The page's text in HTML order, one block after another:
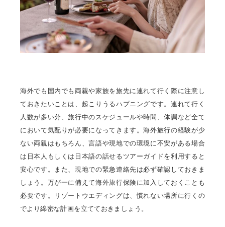
海外でも国内でも両親や家族を旅先に連れて行く際に注意し
ておきたいことは、起こりうるハプニングです。連れて行く
人数が多い分、旅行中のスケジュールや時間、体調など全て
において気配りが必要になってきます。海外旅行の経験が少
ない両親はもちろん、言語や現地での環境に不安がある場合
は日本人もしくは日本語の話せるツアーガイドを利用すると
安心です。また、現地での緊急連絡先は必ず確認しておきま
しょう。万が一に備えて海外旅行保険に加入しておくことも
必要です。リゾートウエディングは、慣れない場所に行くの
でより綿密な計画を立てておきましょう。